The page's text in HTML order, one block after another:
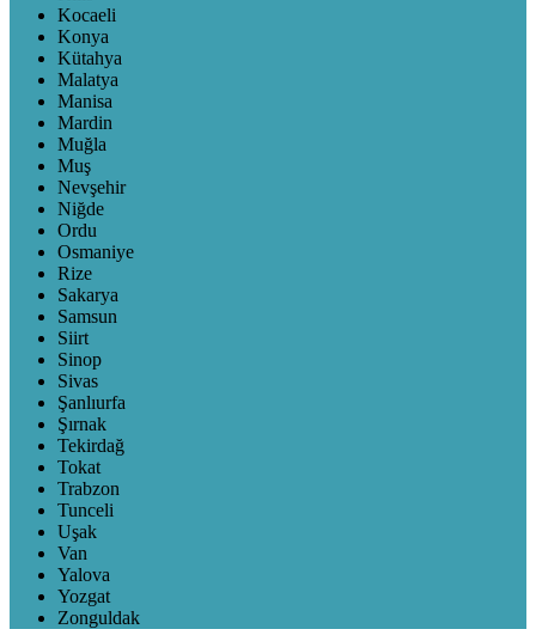
Kocaeli
Konya
Kütahya
Malatya
Manisa
Mardin
Muğla
Muş
Nevşehir
Niğde
Ordu
Osmaniye
Rize
Sakarya
Samsun
Siirt
Sinop
Sivas
Şanlıurfa
Şırnak
Tekirdağ
Tokat
Trabzon
Tunceli
Uşak
Van
Yalova
Yozgat
Zonguldak